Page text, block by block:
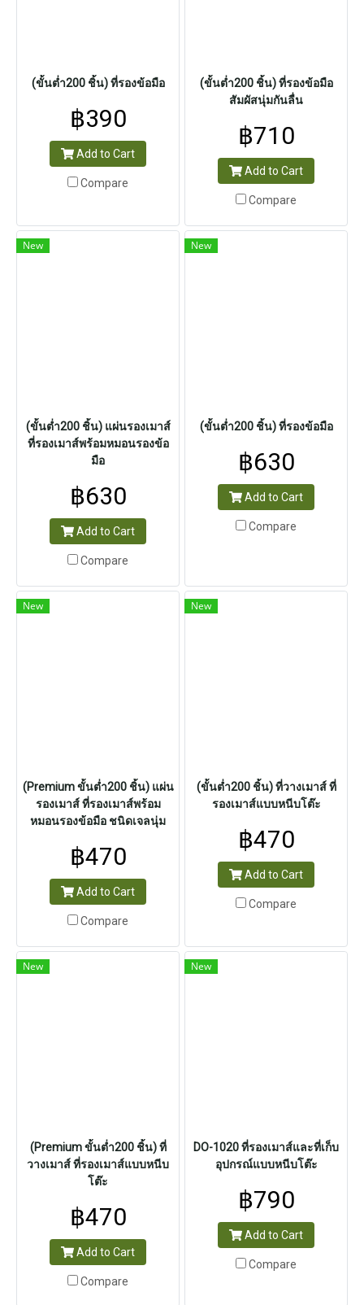
(ขั้นต่ำ200 ชิ้น) ที่รองข้อมือ
฿390
Add to Cart
Compare
(ขั้นต่ำ200 ชิ้น) ที่รองข้อมือ
สัมผัสนุ่มกันลื่น
฿710
Add to Cart
Compare
New
(ขั้นต่ำ200 ชิ้น) แผ่นรองเมาส์
ที่รองเมาส์พร้อมหมอนรองข้อ
มือ
฿630
Add to Cart
Compare
New
(ขั้นต่ำ200 ชิ้น) ที่รองข้อมือ
฿630
Add to Cart
Compare
New
(Premium ขั้นต่ำ200 ชิ้น) แผ่น
รองเมาส์ ที่รองเมาส์พร้อม
หมอนรองข้อมือ ชนิดเจลนุ่ม
฿470
Add to Cart
Compare
New
(ขั้นต่ำ200 ชิ้น) ที่วางเมาส์ ที่
รองเมาส์แบบหนีบโต๊ะ
฿470
Add to Cart
Compare
New
(Premium ขั้นต่ำ200 ชิ้น) ที่
วางเมาส์ ที่รองเมาส์แบบหนีบ
โต๊ะ
฿470
Add to Cart
Compare
New
DO-1020 ที่รองเมาส์และที่เก็บ
อุปกรณ์แบบหนีบโต๊ะ
฿790
Add to Cart
Compare